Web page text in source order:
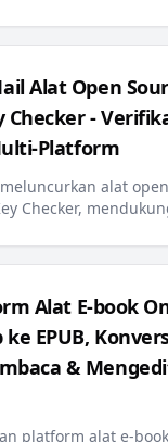
ramah AI, dan
lebih cerdas dan
Alat Open
Checker -
Platform
alat
Checker,
tampilan progres
Alat E-book
ke EPUB,
&
platform alat e-